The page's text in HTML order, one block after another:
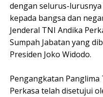
dengan selurus-
kepada bangsa dan
Jenderal TNI Andika
Sumpah Jabatan yang
Presiden Joko Widodo.
Pengangkatan Panglima
Perkasa telah disetujui